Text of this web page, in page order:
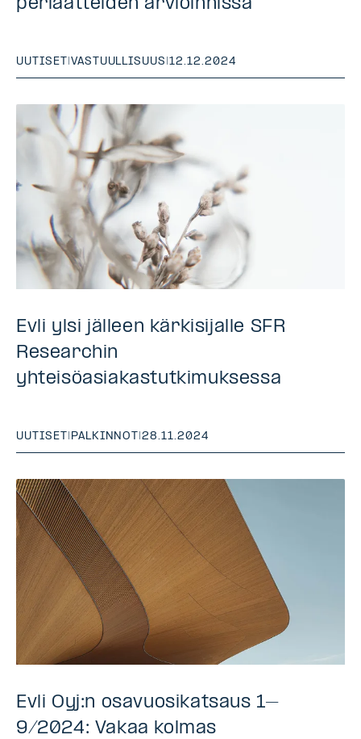
UUTISET VASTUULLISUUS |12.12.2024
Evli ylsi jälleen kärkisijalle SFR
Researchin
yhteisöasiakastutkimuksessa
UUTISET | PALKINNOT |28.11.2024
Evli Oyj:n osavuosikatsaus 1–
9/2024: Vakaa kolmas